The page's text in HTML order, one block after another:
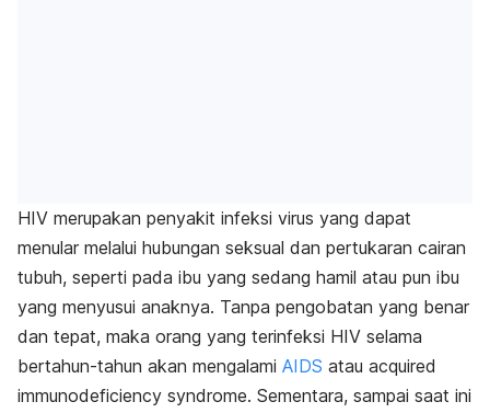
HIV merupakan penyakit infeksi virus yang dapat
menular melalui hubungan seksual dan pertukaran cairan
tubuh, seperti pada ibu yang sedang hamil atau pun ibu
yang menyusui anaknya. Tanpa pengobatan yang benar
dan tepat, maka orang yang terinfeksi HIV selama
bertahun-tahun akan mengalami AIDS atau acquired
immunodeficiency syndrome. Sementara, sampai saat ini